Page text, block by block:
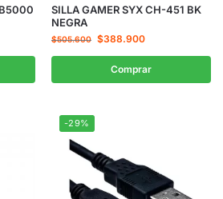
SILLA GAMER SYX CH-451 BK
NEGRA
$505.600 $388.900
Comprar
-29%